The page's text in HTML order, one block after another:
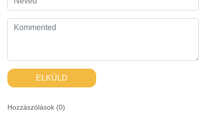
ELKÜLD
Hozzászólások (0)